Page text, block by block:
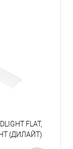
FLAT,
(ДИЛАЙТ)